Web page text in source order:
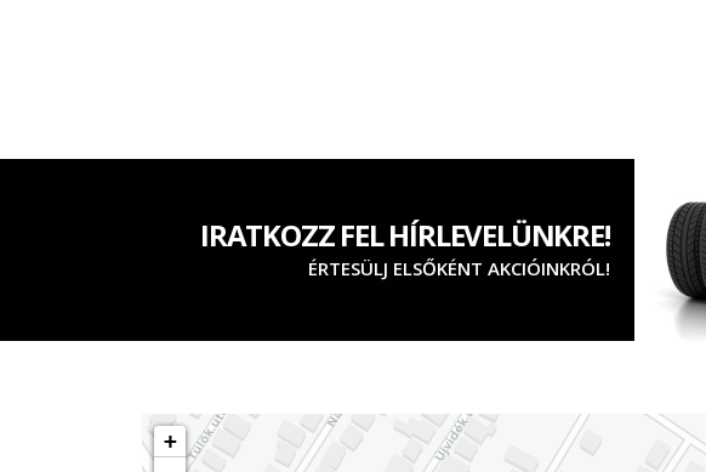
IRATKOZZ FEL HÍRLEVELÜNKRE!
ÉRTESÜLJ ELSŐKÉNT AKCIÓINKRÓL!
+